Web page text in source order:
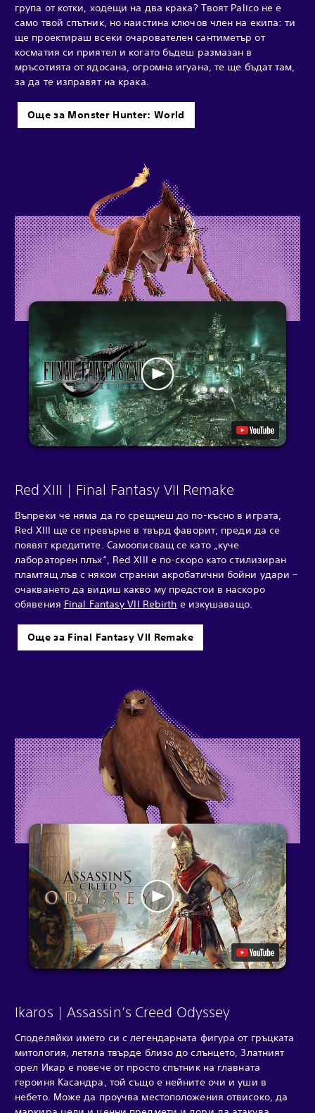
група от котки, ходещи на два крака? Твоят Palico не е
само твой спътник, но наистина ключов член на екипа: ти
ще проектираш всеки очарователен сантиметър от
косматия си приятел и когато бъдеш размазан в
мръсотията от ядосана, огромна игуана, те ще бъдат там,
за да те изправят на крака.
Още за Monster Hunter: World
Red XIII | Final Fantasy VII Remake
Въпреки че няма да го срещнеш до по-късно в играта,
Red XIII ще се превърне в твърд фаворит, преди да се
появят кредитите. Самоописващ се като „куче
лабораторен плъх“, Red XIII е по-скоро като стилизиран
пламтящ лъв с някои странни акробатични бойни удари –
очакването да видиш какво му предстои в наскоро
обявения Final Fantasy VII Rebirth е изкушаващо.
Още за Final Fantasy VII Remake
Ikaros | Assassin’s Creed Odyssey
Споделяйки името си с легендарната фигура от гръцката
митология, летяла твърде близо до слънцето, Златният
орел Икар е повече от просто спътник на главната
героиня Касандра, той също е нейните очи и уши в
небето. Може да проучва местоположения отвисоко, да